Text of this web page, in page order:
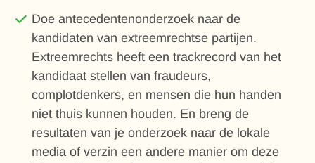
Doe antecedentenonderzoek naar de
kandidaten van extreemrechtse partijen.
Extreemrechts heeft een trackrecord van het
kandidaat stellen van fraudeurs,
complotdenkers, en mensen die hun handen
niet thuis kunnen houden. En breng de
resultaten van je onderzoek naar de lokale
media of verzin een andere manier om deze